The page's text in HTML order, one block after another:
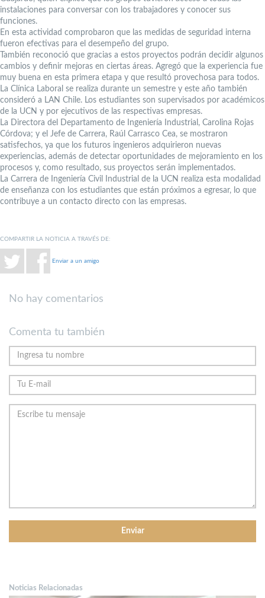
instalaciones para conversar con los trabajadores y conocer sus
funciones.
En esta actividad comprobaron que las medidas de seguridad interna
fueron efectivas para el desempeño del grupo.
También reconoció que gracias a estos proyectos podrán decidir algunos
cambios y definir mejoras en ciertas áreas. Agregó que la experiencia fue
muy buena en esta primera etapa y que resultó provechosa para todos.
La Clínica Laboral se realiza durante un semestre y este año también
consideró a LAN Chile. Los estudiantes son supervisados por académicos
de la UCN y por ejecutivos de las respectivas empresas.
La Directora del Departamento de Ingeniería Industrial, Carolina Rojas
Córdova; y el Jefe de Carrera, Raúl Carrasco Cea, se mostraron
satisfechos, ya que los futuros ingenieros adquirieron nuevas
experiencias, además de detectar oportunidades de mejoramiento en los
procesos y, como resultado, sus proyectos serán implementados.
La Carrera de Ingeniería Civil Industrial de la UCN realiza esta modalidad
de enseñanza con los estudiantes que están próximos a egresar, lo que
contribuye a un contacto directo con las empresas.
COMPARTIR LA NOTICIA A TRAVÉS DE:
Enviar a un amigo
No hay comentarios
Comenta tu también
Noticias Relacionadas